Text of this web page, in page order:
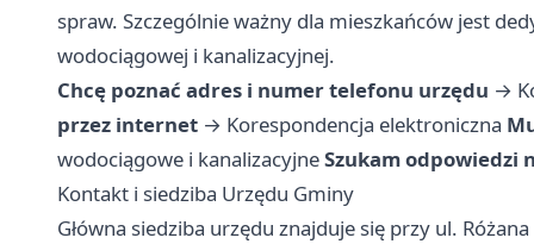
spraw. Szczególnie ważny dla mieszkańców jest
wodociągowej i kanalizacyjnej.
Chcę poznać adres i numer telefonu urzędu →
przez internet → Korespondencja elektroniczna
wodociągowe i kanalizacyjneSzukam odpowiedzi
Kontakt i siedziba Urzędu Gminy
Główna siedziba urzędu znajduje się przy ul.